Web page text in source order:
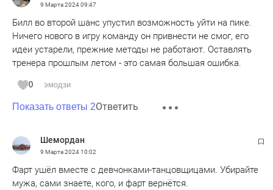
9 Марта 202409:47
Билл во второй шанс упустил возможность уйти на пике.
Ничего нового в игру команду он привнести не смог, его
идеи устарели, прежние методы не работают. Оставлять
тренера прошлым летом - это самая большая ошибка.
0 эмодзи
Показать ответы 2Ответить
Шемордан
9 Марта 202410:02
Фарт ушёл вместе с девчонками-танцовщицами. Убирайте
мужа, сами знаете, кого, и фарт вернётся.